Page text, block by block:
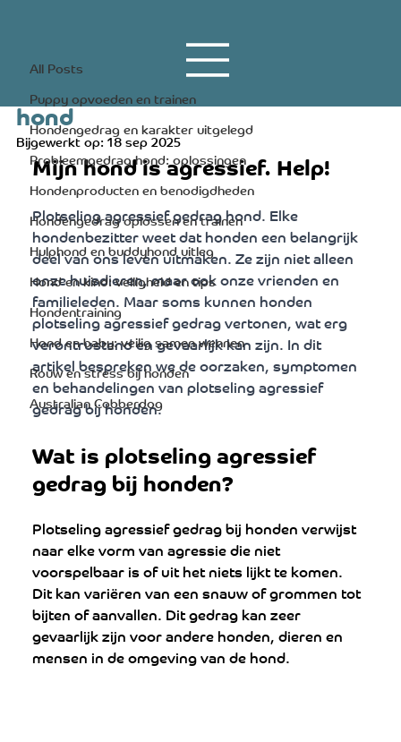
All Posts
Puppy opvoeden en trainen
Hondengedrag en karakter uitgelegd
Probleemgedrag hond: oplossingen
Hondenproducten en benodigdheden
Hondengedrag oplossen en trainen
Hulphond en buddyhond uitleg
Hond en kind: veiligheid en tips
Hondentraining
Hond en baby: veilig samen wennen
Rouw en stress bij honden
Australian Cobberdog
Plotseling agressief gedrag
hond
4 minuten om te lezen
Bijgewerkt op:18 sep 2025
Mijn hond is agressief. Help!
Plotseling agressief gedrag hond. Elke
hondenbezitter weet dat honden een belangrijk
deel van ons leven uitmaken. Ze zijn niet alleen
onze huisdieren, maar ook onze vrienden en
familieleden. Maar soms kunnen honden
plotseling agressief gedrag vertonen, wat erg
verontrustend en gevaarlijk kan zijn. In dit
artikel bespreken we de oorzaken, symptomen
en behandelingen van plotseling agressief
gedrag bij honden.
Wat is plotseling agressief
gedrag bij honden?
Plotseling agressief gedrag bij honden verwijst
naar elke vorm van agressie die niet
voorspelbaar is of uit het niets lijkt te komen.
Dit kan variëren van een snauw of grommen tot
bijten of aanvallen. Dit gedrag kan zeer
gevaarlijk zijn voor andere honden, dieren en
mensen in de omgeving van de hond.